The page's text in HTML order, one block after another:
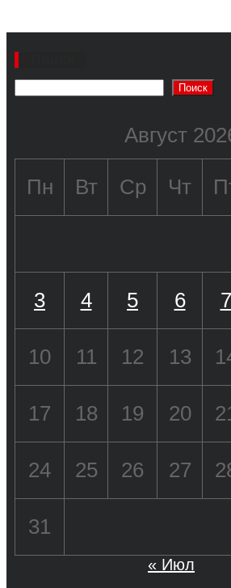
Поиск
Август
Пн Вт Ср Чт
3 4 5 6 7
10 11 12 13
17 18 19 20
24 25 26 27
31
« Июл